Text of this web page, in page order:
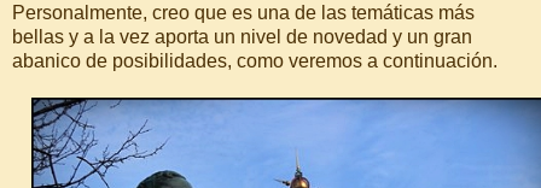
Personalmente, creo que es una de las temáticas más
bellas y a la vez aporta un nivel de novedad y un gran
abanico de posibilidades, como veremos a continuación.